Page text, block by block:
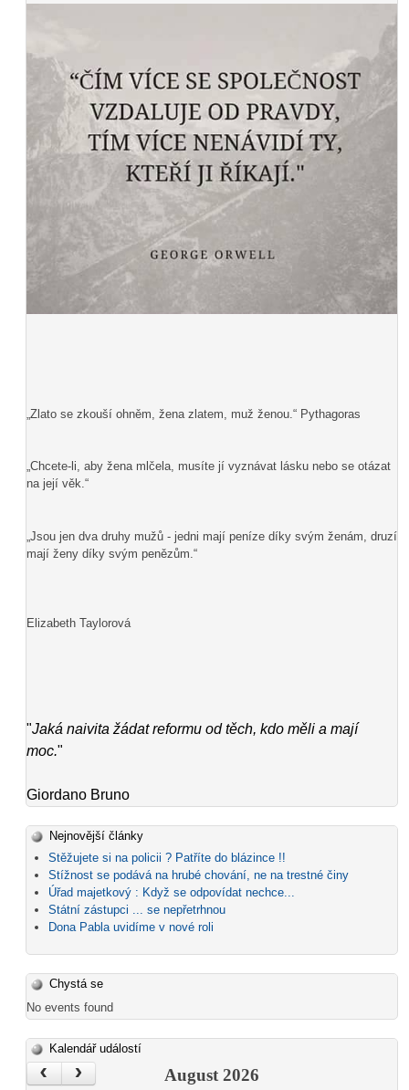
„Zlato se zkouší ohněm, žena zlatem, muž ženou.“ Pythagoras
„Chcete-li, aby žena mlčela, musíte jí vyznávat lásku nebo se otázat
na její věk.“
„Jsou jen dva druhy mužů - jedni mají peníze díky svým ženám, druzí
mají ženy díky svým penězům.“
Elizabeth Taylorová
"Jaká naivita žádat reformu od těch, kdo měli a mají
moc."
Giordano Bruno
Nejnovější články
Stěžujete si na policii ? Patříte do blázince !!
Stížnost se podává na hrubé chování, ne na trestné činy
Úřad majetkový : Když se odpovídat nechce...
Státní zástupci ... se nepřetrhnou
Dona Pabla uvidíme v nové roli
Chystá se
No events found
Kalendář událostí
‹ › August 2026